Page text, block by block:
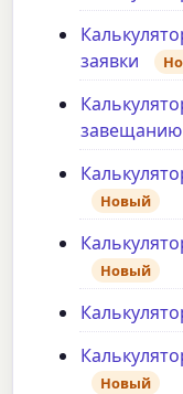
заявки
завещанию
Новый
Новый
Новый